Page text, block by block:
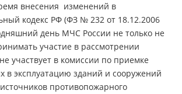
внесения изменений в
кодекс РФ (ФЗ № 232 от 18.12.2006
день МЧС России не только не
участие в рассмотрении
участвует в комиссии по приемке
в эксплуатацию зданий и сооружений
противопожарного